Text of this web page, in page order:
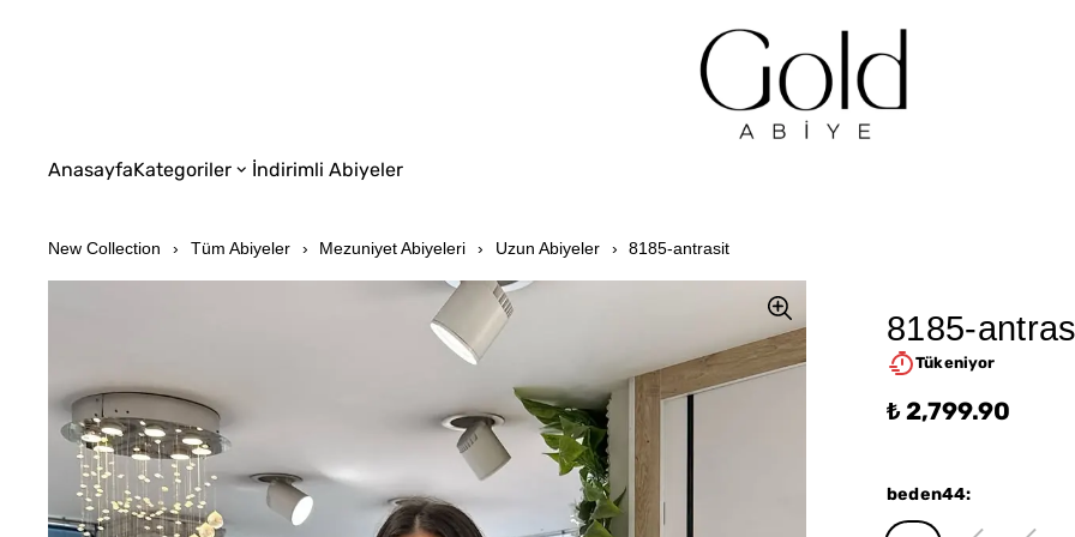
AnasayfaKategoriler İndirimli Abiyeler
New Collection Tüm Abiyeler Mezuniyet Abiyeleri Uzun Abiyeler 8185-antrasit
8185-
Tükeniyor
₺ 2,799.90
beden44: